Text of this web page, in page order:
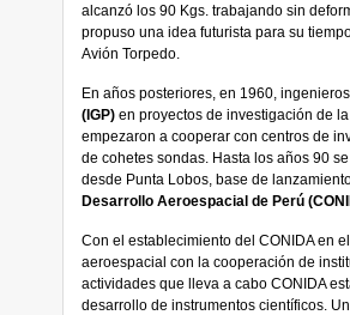
alcanzó los 90 Kgs. trabajando sin
propuso una idea futurista para su
Avión Torpedo.
En años posteriores, en 1960,
(IGP) en proyectos de investigación de
empezaron a cooperar con centros de
de cohetes sondas. Hasta los años 90
desde Punta Lobos, base de
Desarrollo Aeroespacial de Perú
Con el establecimiento del CONIDA en
aeroespacial con la cooperación de
actividades que lleva a cabo CONIDA
desarrollo de instrumentos científicos.